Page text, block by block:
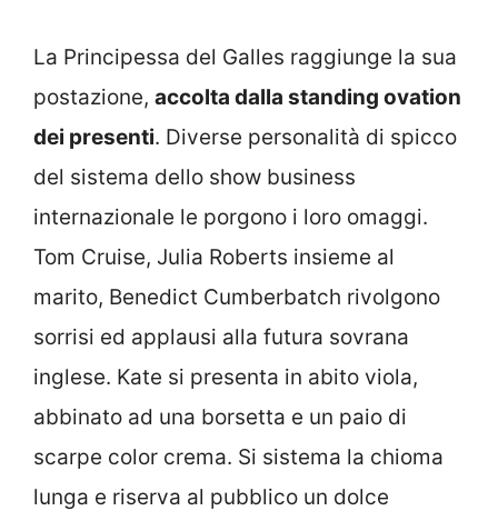
La Principessa del Galles raggiunge la sua
postazione, accolta dalla standing ovation
dei presenti. Diverse personalità di spicco
del sistema dello show business
internazionale le porgono i loro omaggi.
Tom Cruise, Julia Roberts insieme al
marito, Benedict Cumberbatch rivolgono
sorrisi ed applausi alla futura sovrana
inglese. Kate si presenta in abito viola,
abbinato ad una borsetta e un paio di
scarpe color crema. Si sistema la chioma
lunga e riserva al pubblico un dolce